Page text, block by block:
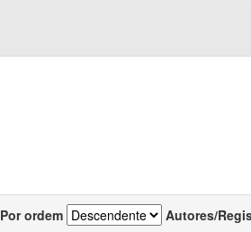
Por ordem Autores/